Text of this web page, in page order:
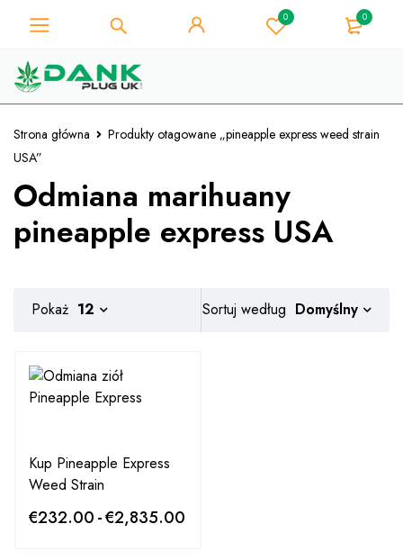
0 0
Strona główna
Produkty otagowane „pineapple express weed strain
USA”
Odmiana marihuany
pineapple express USA
Sortuj według Domyślny
Pokaż 12
Kup Pineapple Express
Weed Strain
€232.00-€2,835.00
Dla miłośnika chwastów - Uzyskaj
natychmiastowy rabat 10% przy
"WELCOME10"